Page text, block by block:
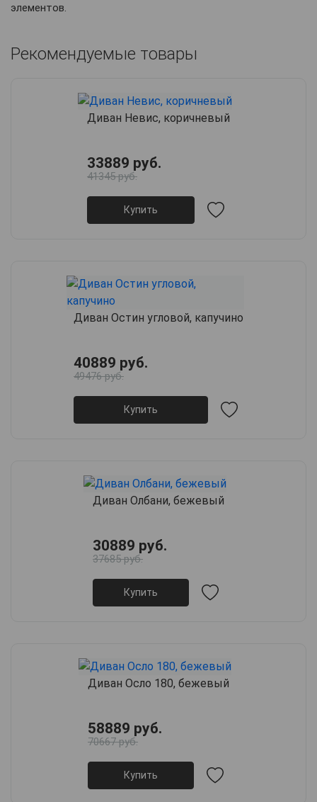
элементов.
Рекомендуемые товары
Диван Невис, коричневый
33889 руб.
41345 руб.
Купить
Диван Остин угловой, капучино
40889 руб.
49476 руб.
Купить
Диван Олбани, бежевый
30889 руб.
37685 руб.
Купить
Диван Осло 180, бежевый
58889 руб.
70667 руб.
Купить